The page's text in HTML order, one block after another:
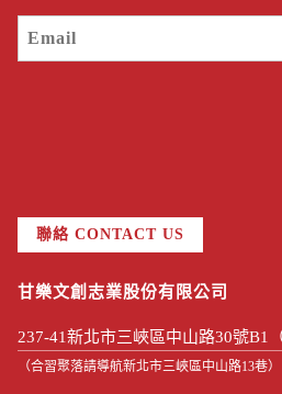
聯絡 CONTACT US
甘樂文創志業股份有限公司
237-41新北市三峽區中山路30號B1
（合習聚落請導航新北市三峽區中山路13巷）